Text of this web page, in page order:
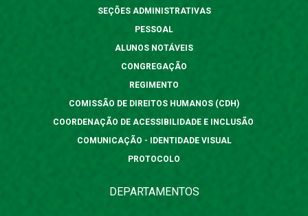
SEÇÕES ADMINISTRATIVAS
PESSOAL
ALUNOS NOTÁVEIS
CONGREGAÇÃO
REGIMENTO
COMISSÃO DE DIREITOS HUMANOS (CDH)
COORDENAÇÃO DE ACESSIBILIDADE E INCLUSÃO
COMUNICAÇÃO - IDENTIDADE VISUAL
PROTOCOLO
DEPARTAMENTOS